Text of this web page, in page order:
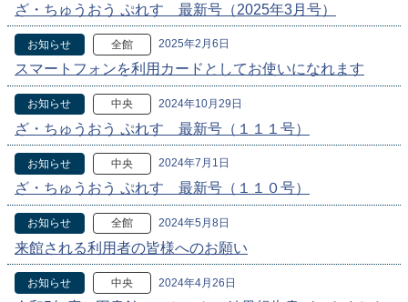
ざ・ちゅうおう ぷれす 最新号（2025年3月号）
お知らせ 全館 2025年2月6日
スマートフォンを利用カードとしてお使いになれます
お知らせ 中央 2024年10月29日
ざ・ちゅうおう ぷれす 最新号（１１１号）
お知らせ 中央 2024年7月1日
ざ・ちゅうおう ぷれす 最新号（１１０号）
お知らせ 全館 2024年5月8日
来館される利用者の皆様へのお願い
お知らせ 中央 2024年4月26日